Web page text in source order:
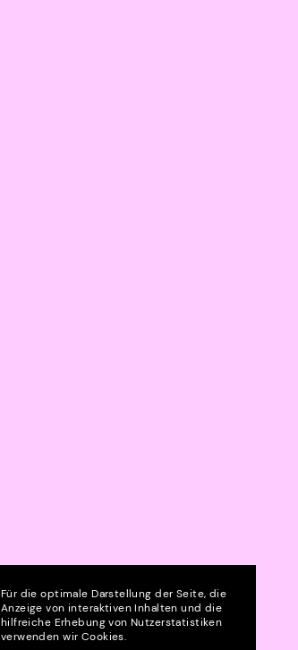
Für die optimale Darstellung der Seite, die
Anzeige von interaktiven Inhalten und die
hilfreiche Erhebung von Nutzerstatistiken
verwenden wir Cookies.